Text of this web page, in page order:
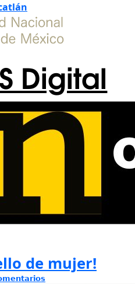
Digital
de mujer!